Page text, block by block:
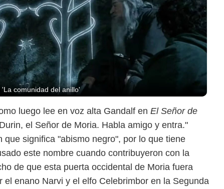
comunidad del anillo'
luego lee en voz alta Gandalf en El Señor de
el Señor de Moria. Habla amigo y entra."
que significa "abismo negro", por lo que tiene
este nombre cuando contribuyeron con la
de que esta puerta occidental de Moria fuera
el enano Narvi y el elfo Celebrimbor en la Segunda